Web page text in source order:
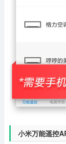
小米万能遥控